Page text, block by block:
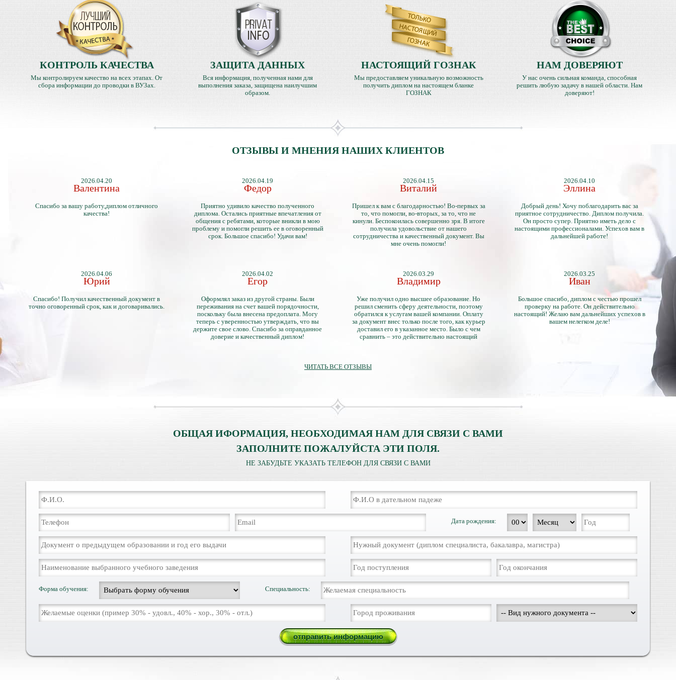
КОНТРОЛЬ КАЧЕСТВА
Мы контролируем качество на всех этапах. От
сбора информации до проводки в ВУЗах.
ЗАЩИТА ДАННЫХ
Вся информация, полученная нами для
выполнения заказа, защищена наилучшим
образом.
НАСТОЯЩИЙ ГОЗНАК
Мы предоставляем уникальную возможность
получить диплом на настоящем бланке
ГОЗНАК
НАМ ДОВЕРЯЮТ
У нас очень сильная команда, способная
решить любую задачу в нашей области. Нам
доверяют!
ОТЗЫВЫ И МНЕНИЯ НАШИХ КЛИЕНТОВ
2026.04.20
Валентина
Спасибо за вашу работу,диплом отличного
качества!
2026.04.19
Федор
Приятно удивило качество полученного
диплома. Остались приятные впечатления от
общения с ребятами, которые вникли в мою
проблему и помогли решить ее в оговоренный
срок. Большое спасибо! Удачи вам!
2026.04.15
Виталий
Пришел к вам с благодарностью! Во-первых за
то, что помогли, во-вторых, за то, что не
кинули. Беспокоилась совершенно зря. В итоге
получила удовольствие от нашего
сотрудничества и качественный документ. Вы
мне очень помогли!
2026.04.10
Эллина
Добрый день! Хочу поблагодарить вас за
приятное сотрудничество. Диплом получила.
Он просто супер. Приятно иметь дело с
настоящими профессионалами. Успехов вам в
дальнейшей работе!
2026.04.06
Юрий
Спасибо! Получил качественный документ в
точно оговоренный срок, как и договаривались.
2026.04.02
Егор
Оформлял заказ из другой страны. Были
переживания на счет вашей порядочности,
поскольку была внесена предоплата. Могу
теперь с уверенностью утверждать, что вы
держите свое слово. Спасибо за оправданное
доверие и качественный диплом!
2026.03.29
Владимир
Уже получил одно высшее образование. Но
решил сменить сферу деятельности, поэтому
обратился к услугам вашей компании. Оплату
за документ внес только после того, как курьер
доставил его в указанное место. Было с чем
сравнить – это действительно настоящий
2026.03.25
Иван
Большое спасибо, диплом с честью прошел
проверку на работе. Он действительно
настоящий! Желаю вам дальнейших успехов в
вашем нелегком деле!
ЧИТАТЬ ВСЕ ОТЗЫВЫ
ОБЩАЯ ИФОРМАЦИЯ, НЕОБХОДИМАЯ НАМ ДЛЯ СВЯЗИ С ВАМИ
ЗАПОЛНИТЕ ПОЖАЛУЙСТА ЭТИ ПОЛЯ.
НЕ ЗАБУДЬТЕ УКАЗАТЬ ТЕЛЕФОН ДЛЯ СВЯЗИ С ВАМИ
Дата рождения:
Форма обучения: Специальность: